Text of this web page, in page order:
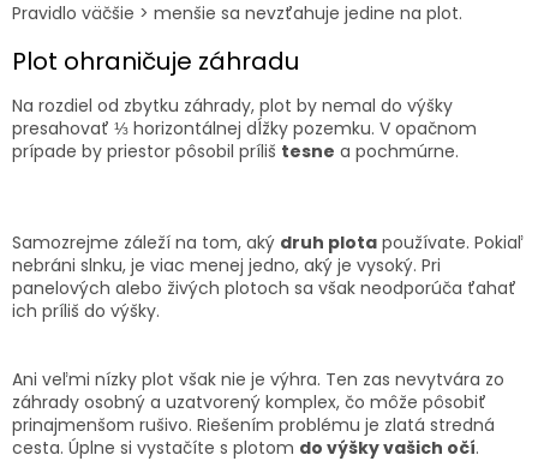
Pravidlo väčšie > menšie sa nevzťahuje jedine na plot.
Plot ohraničuje záhradu
Na rozdiel od zbytku záhrady, plot by nemal do výšky
presahovať ⅓ horizontálnej dĺžky pozemku. V opačnom
prípade by priestor pôsobil príliš tesne a pochmúrne.
Samozrejme záleží na tom, aký druh plota používate. Pokiaľ
nebráni slnku, je viac menej jedno, aký je vysoký. Pri
panelových alebo živých plotoch sa však neodporúča ťahať
ich príliš do výšky.
Ani veľmi nízky plot však nie je výhra. Ten zas nevytvára zo
záhrady osobný a uzatvorený komplex, čo môže pôsobiť
prinajmenšom rušivo. Riešením problému je zlatá stredná
cesta. Úplne si vystačíte s plotom do výšky vašich očí.